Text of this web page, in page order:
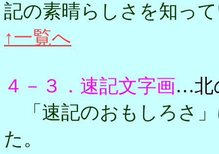
記の素晴らしさを知っ
↑一覧へ
４－３．速記文字画…北
「速記のおもしろさ
た。